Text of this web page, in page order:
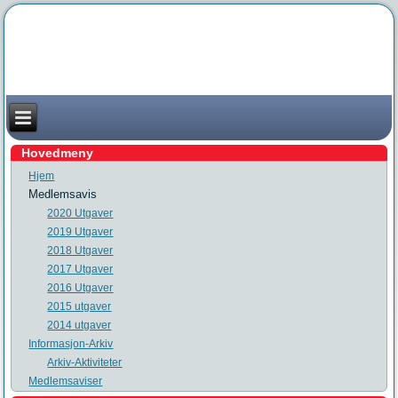
Hovedmeny
Hjem
Medlemsavis
2020 Utgaver
2019 Utgaver
2018 Utgaver
2017 Utgaver
2016 Utgaver
2015 utgaver
2014 utgaver
Informasjon-Arkiv
Arkiv-Aktiviteter
Medlemsaviser